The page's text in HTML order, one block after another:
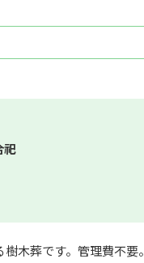
祀
木葬です。管理費不要。